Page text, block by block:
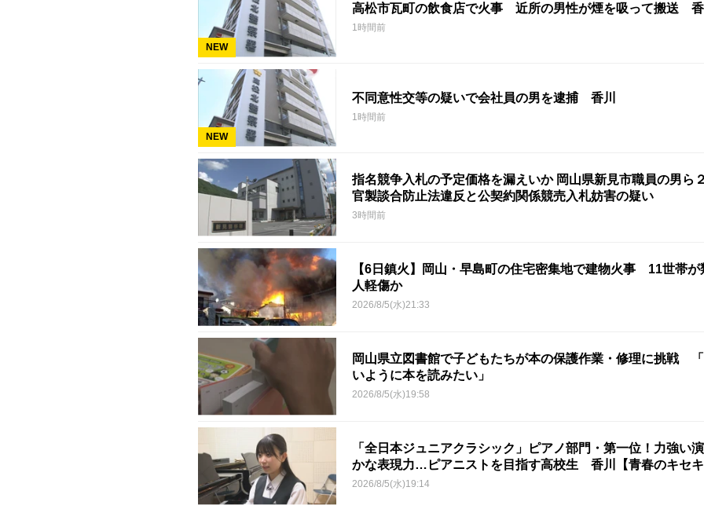
NEW
高松市瓦町の飲食店で火事 近所の男性が煙を吸って搬送 香
1時間前
NEW
不同意性交等の疑いで会社員の男を逮捕 香川
1時間前
指名競争入札の予定価格を漏えいか 岡山県新見市職員の男ら
官製談合防止法違反と公契約関係競売入札妨害の疑い
3時間前
【6日鎮火】岡山・早島町の住宅密集地で建物火事 11世帯が
人軽傷か
2026/8/5(水)21:33
岡山県立図書館で子どもたちが本の保護作業・修理に挑戦
いように本を読みたい」
2026/8/5(水)19:58
「全日本ジュニアクラシック」ピアノ部門・第一位！力強い
かな表現力…ピアニストを目指す高校生 香川【青春のキセキ
2026/8/5(水)19:14